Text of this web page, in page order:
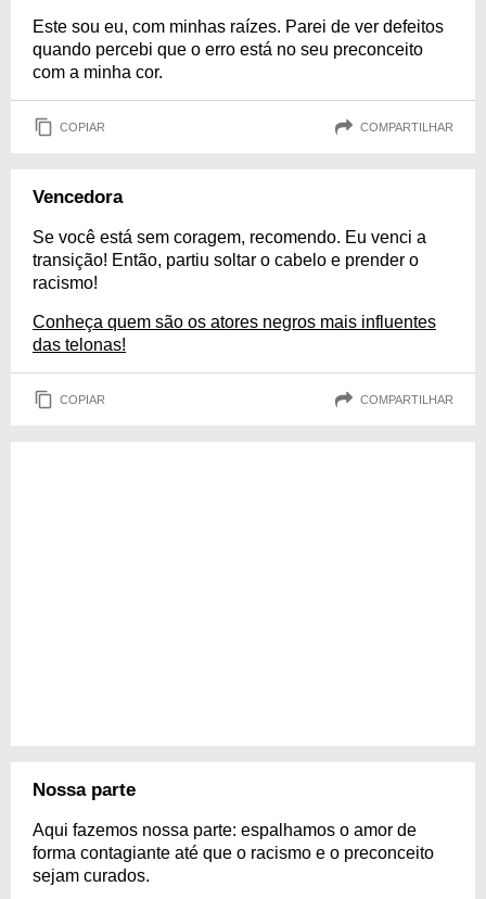
Este sou eu, com minhas raízes. Parei de ver defeitos
quando percebi que o erro está no seu preconceito
com a minha cor.
COPIAR COMPARTILHAR
Vencedora
Se você está sem coragem, recomendo. Eu venci a
transição! Então, partiu soltar o cabelo e prender o
racismo!
Conheça quem são os atores negros mais influentes
das telonas!
COPIAR COMPARTILHAR
Nossa parte
Aqui fazemos nossa parte: espalhamos o amor de
forma contagiante até que o racismo e o preconceito
sejam curados.